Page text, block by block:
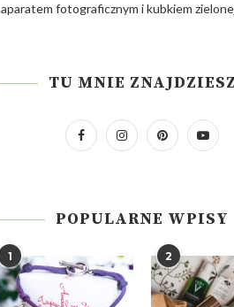
aparatem fotograficznym i kubkiem
TU MNIE ZNAJDZIESZ
POPULARNE WPISY
1 2